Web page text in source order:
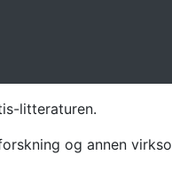
litteraturen.
og annen